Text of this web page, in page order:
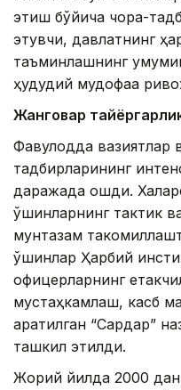
этиш бўйича чора-
этувчи, давлатнинг
таъминлашнинг
ҳудудий мудофаа
Жанговар
Фавқулодда вазиятлар
тадбирларининг
даражада ошди.
қўшинларнинг тактик
мунтазам
қўшинлар Ҳарбий
офицерларнинг
мустаҳкамлаш, касб
қаратилган “Сардар”
ташкил этилди.
Жорий йилда 2000 дан